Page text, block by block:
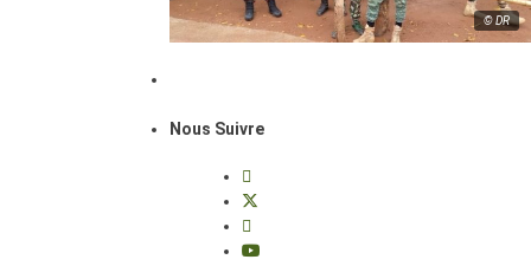
© DR
Nous Suivre